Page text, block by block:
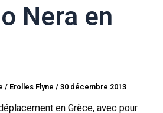
Nera en
/ Erolles Flyne/30 décembre 2013
en Grèce, avec pour